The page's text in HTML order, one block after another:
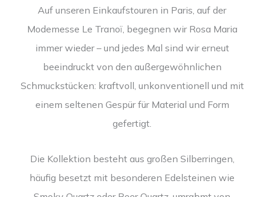
Auf unseren Einkaufstouren in Paris, auf der
Modemesse Le Tranoï, begegnen wir Rosa Maria
immer wieder – und jedes Mal sind wir erneut
beeindruckt von den außergewöhnlichen
Schmuckstücken: kraftvoll, unkonventionell und mit
einem seltenen Gespür für Material und Form
gefertigt.
Die Kollektion besteht aus großen Silberringen,
häufig besetzt mit besonderen Edelsteinen wie